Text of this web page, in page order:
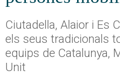
Ciutadella, Alaior i Es
els seus tradicionals
equips de Catalunya,
Unit